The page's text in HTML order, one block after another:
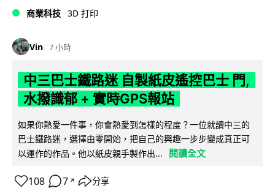
商業科技 3D 打印
Vin 7 小時
中三巴士鐵路迷 自製紙皮遙控巴士 門,
水撥識郁 + 實時GPS報站
如果你熱愛一件事，你會熱愛到怎樣的程度？一位就讀中三的
巴士鐵路迷，選擇由零開始，把自己的興趣一步步變成真正可
以運作的作品。他以紙皮親手製作出...
閱讀全文
108 7 ↗ 分享